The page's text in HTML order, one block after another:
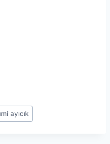
ayıcık